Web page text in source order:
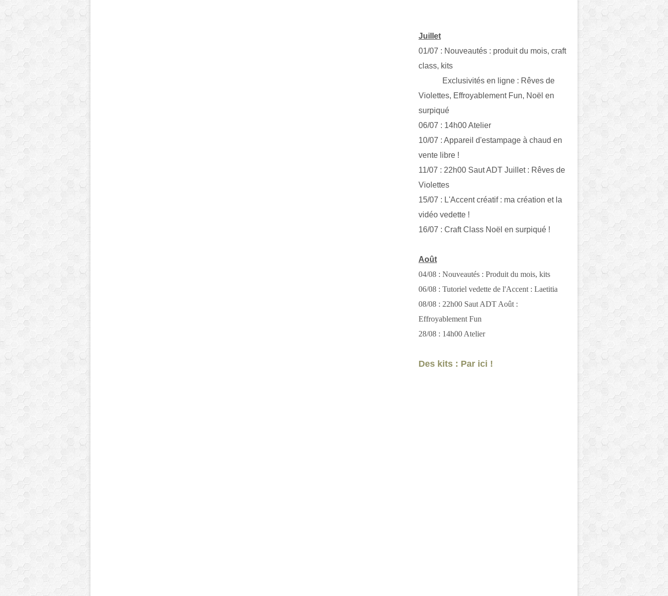
Juillet
01/07 : Nouveautés : produit du mois, craft
class, kits
Exclusivités en ligne : Rêves de
Violettes, Effroyablement Fun, Noël en
surpiqué
06/07 : 14h00 Atelier
10/07 : Appareil d'estampage à chaud en
vente libre !
11/07 : 22h00 Saut ADT Juillet : Rêves de
Violettes
15/07 : L'Accent créatif : ma création et la
vidéo vedette !
16/07 : Craft Class Noël en surpiqué !
Août
04/08 : Nouveautés : Produit du mois, kits
06/08 : Tutoriel vedette de l'Accent : Laetitia
08/08 : 22h00 Saut ADT Août :
Effroyablement Fun
28/08 : 14h00 Atelier
Des kits : Par ici !